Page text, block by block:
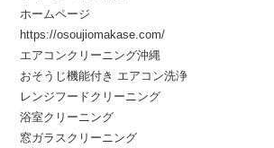
ホームページ
https://osoujiomakase.com/
エアコンクリーニング沖縄
おそうじ機能付き エアコン洗浄
レンジフードクリーニング
浴室クリーニング
窓ガラスクリーニング